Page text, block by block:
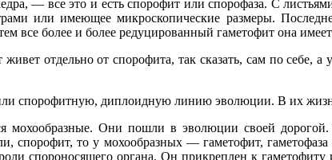
— все это и есть спорофит или спорофаза. С
или имеющее микроскопические размеры.
все более и более редуцированный гаметофит она
отдельно от спорофита, так сказать, сам по
спорофитную, диплоидную линию эволюции. В их
мохообразные. Они пошли в эволюции своей
спорофит, то у мохообразных — гаметофит,
спороносящего органа. Он прикреплен к гаметофиту